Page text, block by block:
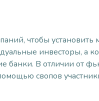
чтобы
инвесторы, а
В отличии от
свопов